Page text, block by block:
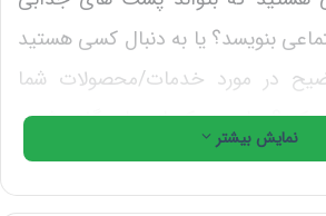
بنویسد؟ یا به دنبال کسی هستید
در مورد خدمات/محصولات شما
کند؟ برای هریک از موارد گفته شده،
ای نیاز است. اگرچه نویسنده های
که با تلاش فراوان تمام مهارت ها در
نمایش بیشتر